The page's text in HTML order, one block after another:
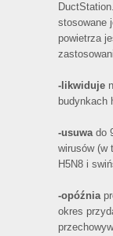
stosowane
powietrza
-likwiduje
budynkach
-usuwado
wirusów (w
H5N8 i
-opóźnia
okres